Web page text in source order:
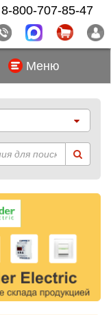
Меню
8-800-707-85-47